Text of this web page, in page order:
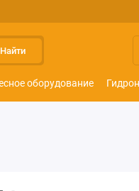
Найти
оборудование